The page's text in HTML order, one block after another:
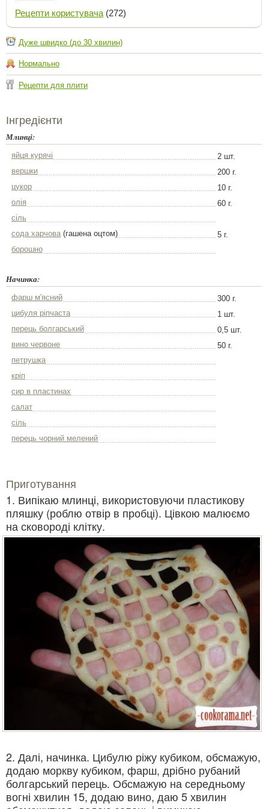
Рецепти користувача (272)
Дуже швидко (до 30 хвилин)
Нормально
Рецепти для плити
Інгредієнти
Млинці:
яйця курячі
2 шт.
вершки
200 г.
цукор
10 г.
олія
60 г.
сіль
сода харчова(гашена оцтом)
5 г.
борошно
Начинка:
фарш м'ясний
300 г.
цибуля ріпчаста
1 шт.
перець болгарський
0,5 шт.
вино червоне
50 г.
петрушка
кріп
сир в пластинах
салат
сіль
перець чорний мелений
Приготування
1. Випікаю млинці, використовуючи пластикову
пляшку (роблю отвір в пробці). Цівкою малюємо
на сковороді клітку.
2. Далі, начинка. Цибулю ріжу кубиком, обсмажую,
додаю моркву кубиком, фарш, дрібно рубаний
болгарський перець. Обсмажую на середньому
вогні хвилин 15, додаю вино, даю 5 хвилин